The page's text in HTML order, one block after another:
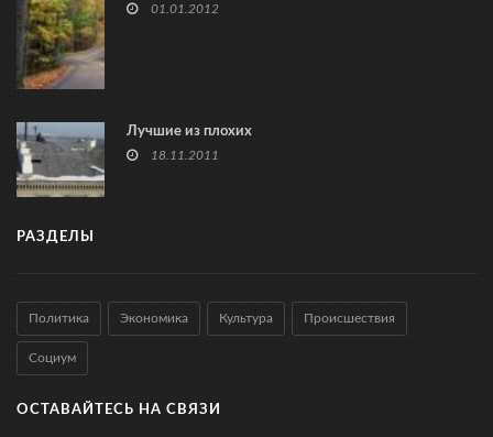
01.01.2012
Лучшие из плохих
18.11.2011
РАЗДЕЛЫ
Политика Экономика Культура Происшествия
Социум
ОСТАВАЙТЕСЬ НА СВЯЗИ